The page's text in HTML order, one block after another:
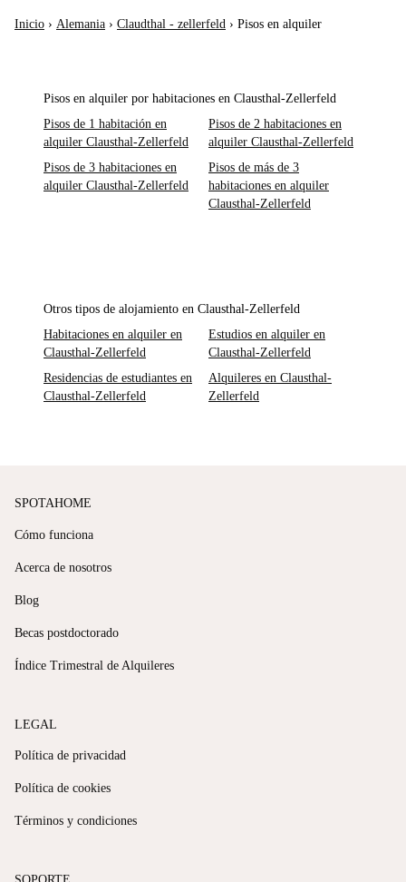
Inicio › Alemania › Claudthal - zellerfeld › Pisos en alquiler
Pisos en alquiler por habitaciones en Clausthal-Zellerfeld
Pisos de 1 habitación en
alquiler Clausthal-Zellerfeld
Pisos de 2 habitaciones en
alquiler Clausthal-Zellerfeld
Pisos de 3 habitaciones en
alquiler Clausthal-Zellerfeld
Pisos de más de 3
habitaciones en alquiler
Clausthal-Zellerfeld
Otros tipos de alojamiento en Clausthal-Zellerfeld
Habitaciones en alquiler en
Clausthal-Zellerfeld
Estudios en alquiler en
Clausthal-Zellerfeld
Residencias de estudiantes en
Clausthal-Zellerfeld
Alquileres en Clausthal-
Zellerfeld
SPOTAHOME
Cómo funciona
Acerca de nosotros
Blog
Becas postdoctorado
Índice Trimestral de Alquileres
LEGAL
Política de privacidad
Política de cookies
Términos y condiciones